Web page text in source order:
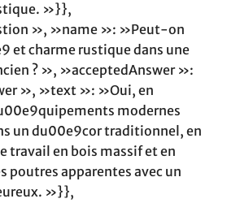
»}},
», »name »: »Peut-on
et charme rustique dans une
? », »acceptedAnswer »:
», »text »: »Oui, en
modernes
un du00e9cor traditionnel, en
travail en bois massif et en
poutres apparentes avec un
»}},